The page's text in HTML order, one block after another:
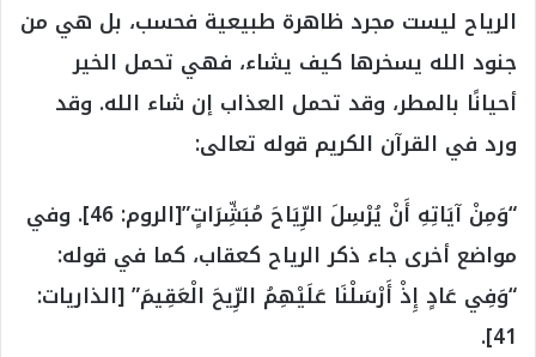
الرياح ليست مجرد ظاهرة طبيعية فحسب، بل هي من
جنود الله يسخرها كيف يشاء، فهي تحمل الخير
أحيانًا بالمطر، وقد تحمل العذاب إن شاء الله. وقد
ورد في القرآن الكريم قوله تعالى:
“وَمِنْ آيَاتِهِ أَنْ يُرْسِلَ الرِّيَاحَ مُبَشِّرَاتٍ”[الروم: 46]. وفي
مواضع أخرى جاء ذكر الرياح كعقاب، كما في قوله:
“وَفِي عَادٍ إِذْ أَرْسَلْنَا عَلَيْهِمُ الرِّيحَ الْعَقِيمَ” [الذاريات:
41].